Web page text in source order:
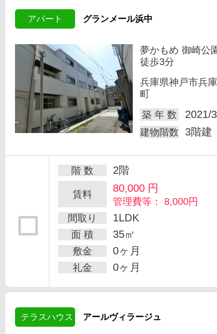
アパート グランメール浜中
夢かもめ 御崎公
徒歩3分
兵庫県神戸市兵
町
築 年 数
2021/
建物階数 3階建
階 数 2階
賃料 80,000 円
管理費等： 8,000円
間取り
1LDK
面 積 35㎡
敷金 0ヶ月
礼金 0ヶ月
テラスハウス アールヴィラージュ